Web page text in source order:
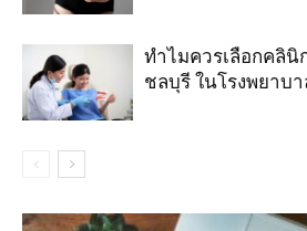
ทำไมควรเลือกคลินิ
ชลบุรี ในโรงพยาบา